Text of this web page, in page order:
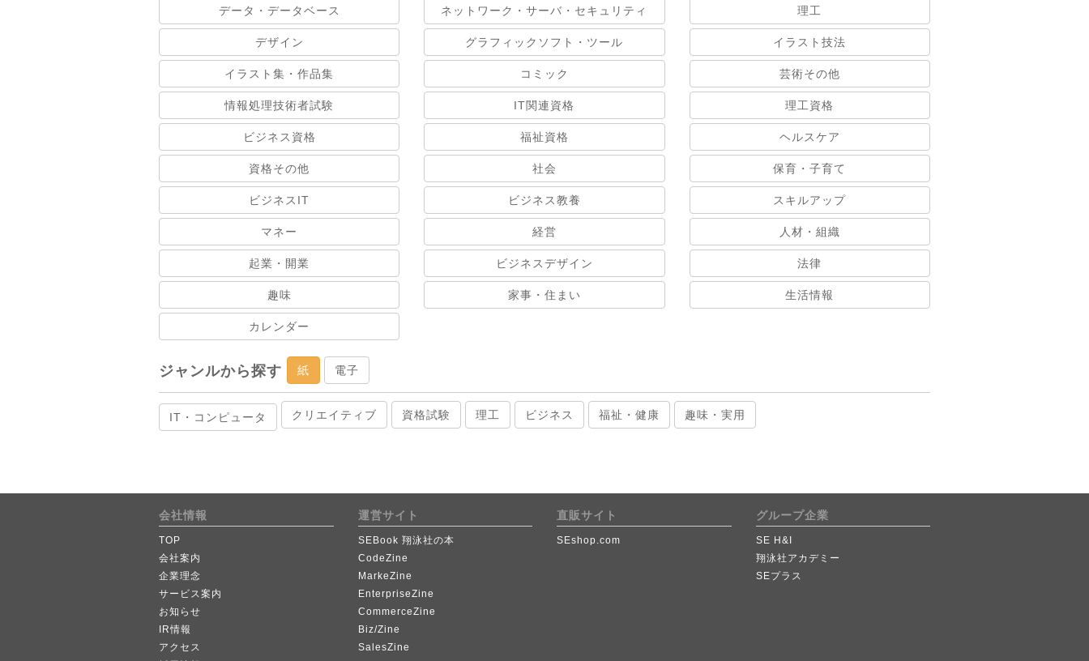
データ・データベース ネットワーク・サーバ・セキュリティ 理工
デザイン グラフィックソフト・ツール イラスト技法
イラスト集・作品集 コミック 芸術その他
情報処理技術者試験 IT関連資格 理工資格
ビジネス資格 福祉資格 ヘルスケア
資格その他 社会 保育・子育て
ビジネスIT ビジネス教養 スキルアップ
マネー 経営 人材・組織
起業・開業 ビジネスデザイン 法律
趣味 家事・住まい 生活情報
カレンダー
ジャンルから探す 紙 電子
IT・コンピュータ クリエイティブ 資格試験 理工 ビジネス 福祉・健康 趣味・実用
会社情報
TOP
会社案内
企業理念
サービス案内
お知らせ
IR情報
アクセス
運営サイト
SEBook 翔泳社の本
CodeZine
MarkeZine
EnterpriseZine
CommerceZine
Biz/Zine
SalesZine
直販サイト
SEshop.com
グループ企業
SE H&I
翔泳社アカデミー
SEプラス